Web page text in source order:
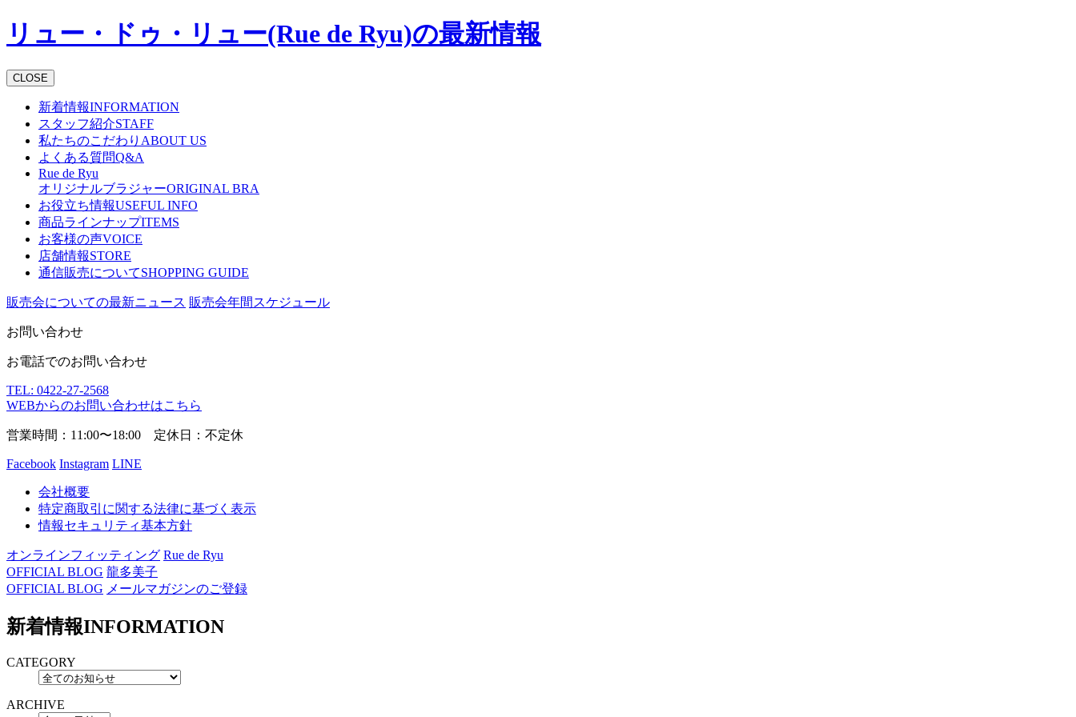
リュー・ドゥ・リュー(Rue de Ryu)の最新情報
CLOSE
新着情報INFORMATION
スタッフ紹介STAFF
私たちのこだわり ABOUT US
よくある質問Q&A
Rue de Ryu
オリジナルブラジャーORIGINAL BRA
お役立ち情報USEFUL INFO
商品ラインナップITEMS
お客様の声VOICE
店舗情報STORE
通信販売についてSHOPPING GUIDE
販売会についての最新ニュース 販売会年間スケジュール
お問い合わせ
お電話でのお問い合わせ
TEL: 0422-27-2568
WEBからのお問い合わせはこちら
営業時間：11:00〜18:00 定休日：不定休
Facebook Instagram LINE
会社概要
特定商取引に関する法律に基づく表示
情報セキュリティ基本方針
オンラインフィッティング Rue de Ryu
OFFICIAL BLOG 龍多美子
OFFICIAL BLOG メールマガジンのご登録
新着情報INFORMATION
CATEGORY
ARCHIVE